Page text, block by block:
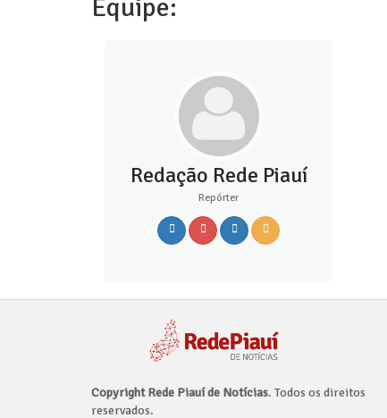
Equipe:
Redação Rede Piauí
Repórter
Copyright Rede Piauí de Notícias. Todos os direitos
reservados.